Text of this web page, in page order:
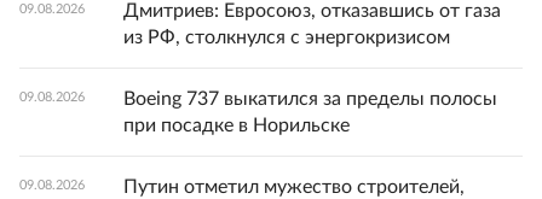
09.08.2026
Дмитриев: Евросоюз, отказавшись от газа
из РФ, столкнулся с энергокризисом
09.08.2026
Boeing 737 выкатился за пределы полосы
при посадке в Норильске
09.08.2026
Путин отметил мужество строителей,